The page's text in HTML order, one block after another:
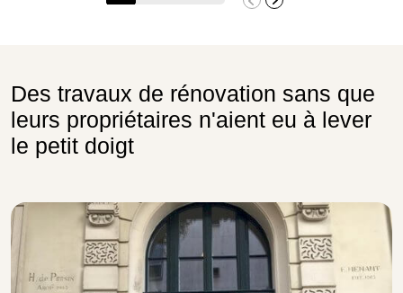
Des travaux de rénovation sans que
leurs propriétaires n'aient eu à lever
le petit doigt